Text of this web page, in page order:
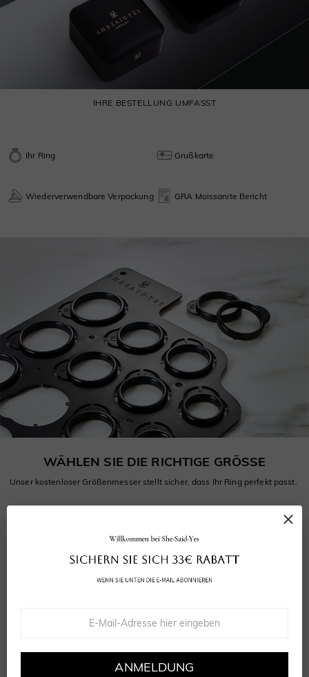
IHRE BESTELLUNG UMFASST
Ihr Ring Grußkarte
Wiederverwendbare Verpackung GRA Moissanite Bericht
WÄHLEN SIE DIE RICHTIGE GRÖSSE
Unser kostenloser Größenmesser stellt sicher, dass Ihr Ring perfekt passt.
5.0
ANMELDUNG